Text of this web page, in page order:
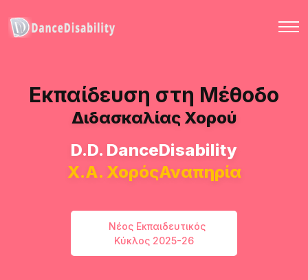
Εκπαίδευση στη Μέθοδο
Διδασκαλίας Χορού
D.D. DanceDisability
X.A. ΧορόςΑναπηρία
Νέος Εκπαιδευτικός
Κύκλος 2025-26